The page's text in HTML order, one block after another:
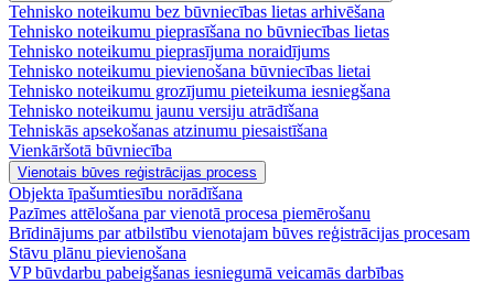
Tehnisko noteikumu bez būvniecības lietas arhivēšana
Tehnisko noteikumu pieprasīšana no būvniecības lietas
Tehnisko noteikumu pieprasījuma noraidījums
Tehnisko noteikumu pievienošana būvniecības lietai
Tehnisko noteikumu grozījumu pieteikuma iesniegšana
Tehnisko noteikumu jaunu versiju atrādīšana
Tehniskās apsekošanas atzinumu piesaistīšana
Vienkāršotā būvniecība
Vienotais būves reģistrācijas process
Objekta īpašumtiesību norādīšana
Pazīmes attēlošana par vienotā procesa piemērošanu
Brīdinājums par atbilstību vienotajam būves reģistrācijas procesam
Stāvu plānu pievienošana
VP būvdarbu pabeigšanas iesniegumā veicamās darbības